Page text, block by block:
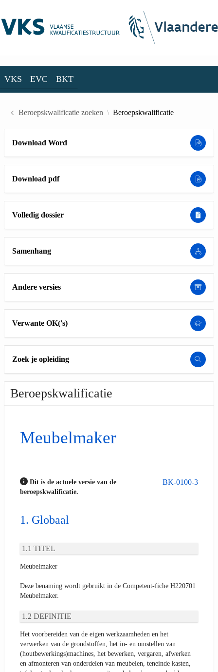
VKS EVC BKT
Beroepskwalificatie zoeken Beroepskwalificatie
Download Word
Download pdf
Volledig dossier
Samenhang
Andere versies
Verwante OK('s)
Zoek je opleiding
Beroepskwalificatie
Meubelmaker
BK-0100-3
Dit is de actuele versie van de
beroepskwalificatie.
Globaal
TITEL
Meubelmaker
Deze benaming wordt gebruikt in de Competent-fiche H220701
Meubelmaker.
DEFINITIE
Het voorbereiden van de eigen werkzaamheden en het
verwerken van de grondstoffen, het in- en omstellen van
(houtbewerkings)machines, het bewerken, vergaren, afwerken
en afmonteren van onderdelen van meubelen, teneinde kasten,